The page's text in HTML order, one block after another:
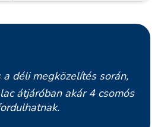
déli megközelítés során,
átjáróban akár 4 csomós